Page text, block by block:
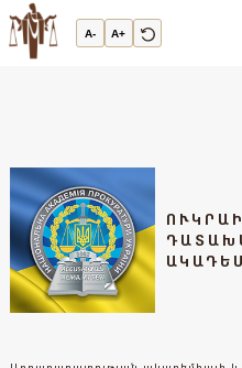
Արդարադատության
Ակադեմիա
A- A+